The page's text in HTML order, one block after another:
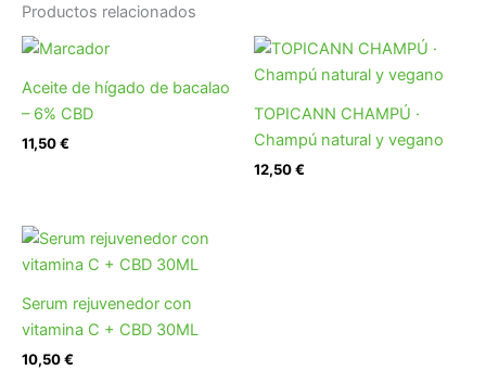
Productos relacionados
Aceite de hígado de bacalao
– 6% CBD
11,50€
TOPICANN CHAMPÚ ·
Champú natural y vegano
12,50€
Serum rejuvenedor con
vitamina C + CBD 30ML
10,50€